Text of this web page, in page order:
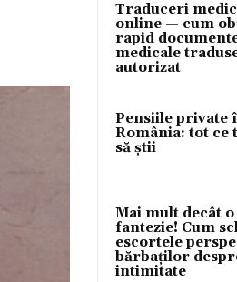
Traduceri
online — cum
rapid
medicale
autorizat
Pensiile private
România: tot ce
să știi
Mai mult decât o
fantezie! Cum
escortele
bărbaților
intimitate